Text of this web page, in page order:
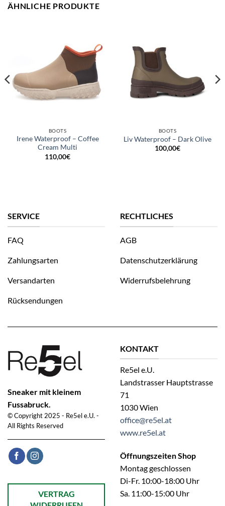
ÄHNLICHE PRODUKTE
BOOTS
Irene Waterproof – Coffee
Cream Multi
110,00€
BOOTS
Liv Waterproof – Dark Olive
100,00€
Sneaker mit kleinem
Fussabruck.
© Copyright 2025 - Re5el e.U. -
All Rights Reserved
Öffnet ein Dialogfenster mit dem Formular zur Online-
VERTRAG
SERVICE
FAQ
Zahlungsarten
Versandarten
Rücksendungen
RECHTLICHES
AGB
Datenschutzerklärung
Widerrufsbelehrung
KONTAKT
Re5el e.U.
Landstrasser Hauptstrasse
71
1030 Wien
office@re5el.at
www.re5el.at
Öffnungszeiten Shop
Montag geschlossen
Di-Fr. 10:00-18:00 Uhr
Sa. 11:00-15:00 Uhr